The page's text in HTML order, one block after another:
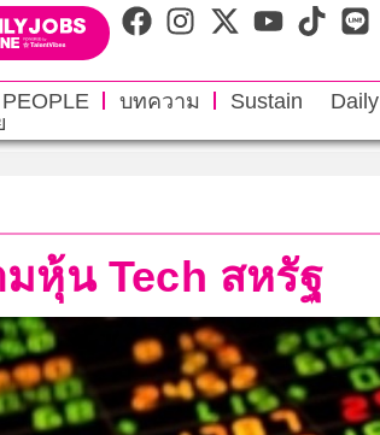
PEOPLE บทความ Sustain Daily
หุ้น Tech สหรัฐ